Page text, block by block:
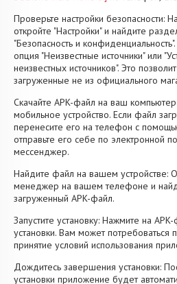
Проверьте настройки безопасности:
откройте "Настройки" и найдите
"Безопасность и
опция "Неизвестные источники" или
неизвестных источников". Это
загруженные не из официального
Скачайте APK-файл на ваш
мобильное устройство. Если файл
перенесите его на телефон с
отправьте его себе по электронной
мессенджер.
Найдите файл на вашем устройстве:
менеджер на вашем телефоне и
загруженный APK-файл.
Запустите установку: Нажмите на
установки. Вам может потребоваться
принятие условий использования
Дождитесь завершения установки:
установки приложение будет